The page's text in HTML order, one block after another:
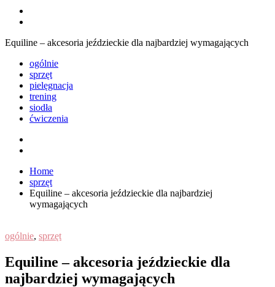
Equiline – akcesoria jeździeckie dla najbardziej wymagających
ogólnie
sprzęt
pielęgnacja
trening
siodła
ćwiczenia
Home
sprzęt
Equiline – akcesoria jeździeckie dla najbardziej
wymagających
ogólnie, sprzęt
Equiline – akcesoria jeździeckie dla
najbardziej wymagających